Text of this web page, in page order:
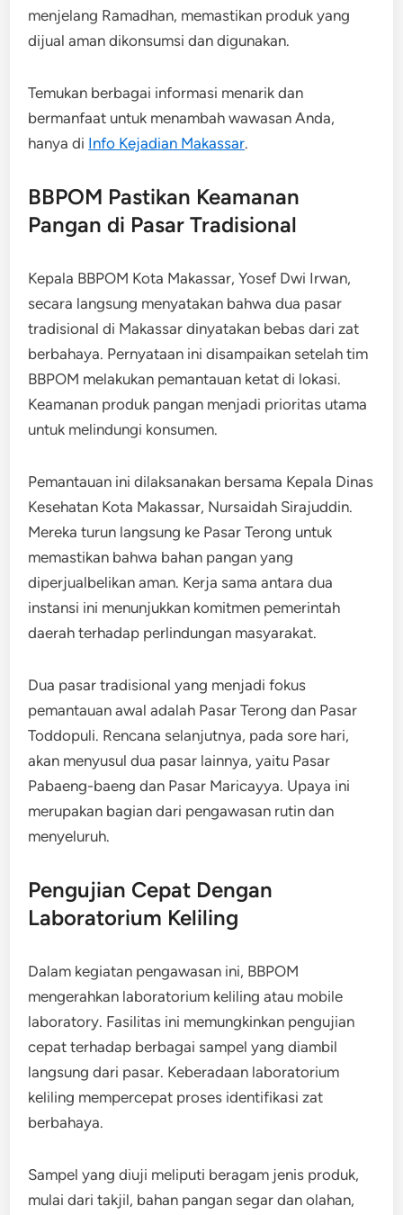
menjelang Ramadhan, memastikan produk yang
dijual aman dikonsumsi dan digunakan.
Temukan berbagai informasi menarik dan
bermanfaat untuk menambah wawasan Anda,
hanya di Info Kejadian Makassar.
BBPOM Pastikan Keamanan
Pangan di Pasar Tradisional
Kepala BBPOM Kota Makassar, Yosef Dwi Irwan,
secara langsung menyatakan bahwa dua pasar
tradisional di Makassar dinyatakan bebas dari zat
berbahaya. Pernyataan ini disampaikan setelah tim
BBPOM melakukan pemantauan ketat di lokasi.
Keamanan produk pangan menjadi prioritas utama
untuk melindungi konsumen.
Pemantauan ini dilaksanakan bersama Kepala Dinas
Kesehatan Kota Makassar, Nursaidah Sirajuddin.
Mereka turun langsung ke Pasar Terong untuk
memastikan bahwa bahan pangan yang
diperjualbelikan aman. Kerja sama antara dua
instansi ini menunjukkan komitmen pemerintah
daerah terhadap perlindungan masyarakat.
Dua pasar tradisional yang menjadi fokus
pemantauan awal adalah Pasar Terong dan Pasar
Toddopuli. Rencana selanjutnya, pada sore hari,
akan menyusul dua pasar lainnya, yaitu Pasar
Pabaeng-baeng dan Pasar Maricayya. Upaya ini
merupakan bagian dari pengawasan rutin dan
menyeluruh.
Pengujian Cepat Dengan
Laboratorium Keliling
Dalam kegiatan pengawasan ini, BBPOM
mengerahkan laboratorium keliling atau mobile
laboratory. Fasilitas ini memungkinkan pengujian
cepat terhadap berbagai sampel yang diambil
langsung dari pasar. Keberadaan laboratorium
keliling mempercepat proses identifikasi zat
berbahaya.
Sampel yang diuji meliputi beragam jenis produk,
mulai dari takjil, bahan pangan segar dan olahan,